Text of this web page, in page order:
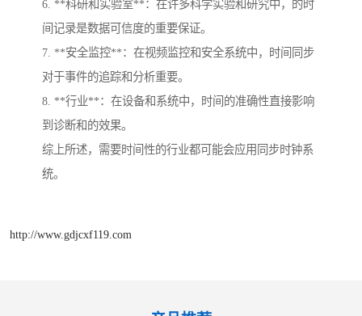
6. **科研和实验室**：在许多科学实验和研究中，的时
间记录是数据可信度的重要保证。
7. **安全监控**：在视频监控和安全系统中，时间同步
对于事件的追踪和分析重要。
8. **行业**：在设备和系统中，时间的准确性直接影响
到诊断和的效果。
综上所述，需要时间性的行业都可能会应用同步时钟系
统。
http://www.gdjcxf119.com